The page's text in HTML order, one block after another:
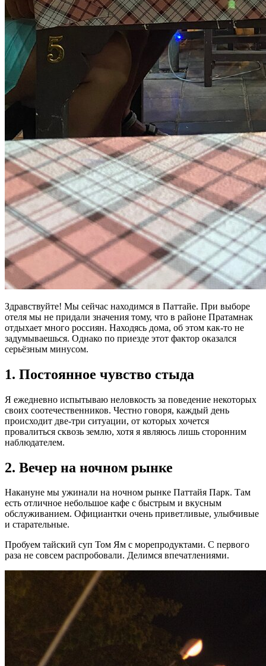
Здравствуйте! Мы сейчас находимся в Паттайе. При выборе
отеля мы не придали значения тому, что в районе Пратамнак
отдыхает много россиян. Находясь дома, об этом как-то не
задумываешься. Однако по приезде этот фактор оказался
серьёзным минусом.
1. Постоянное чувство стыда
Я ежедневно испытываю неловкость за поведение некоторых
своих соотечественников. Честно говоря, каждый день
происходит две-три ситуации, от которых хочется
провалиться сквозь землю, хотя я являюсь лишь сторонним
наблюдателем.
2. Вечер на ночном рынке
Накануне мы ужинали на ночном рынке Паттайя Парк. Там
есть отличное небольшое кафе с быстрым и вкусным
обслуживанием. Официантки очень приветливые, улыбчивые
и старательные.
Пробуем тайский суп Том Ям с морепродуктами. С первого
раза не совсем распробовали. Делимся впечатлениями.